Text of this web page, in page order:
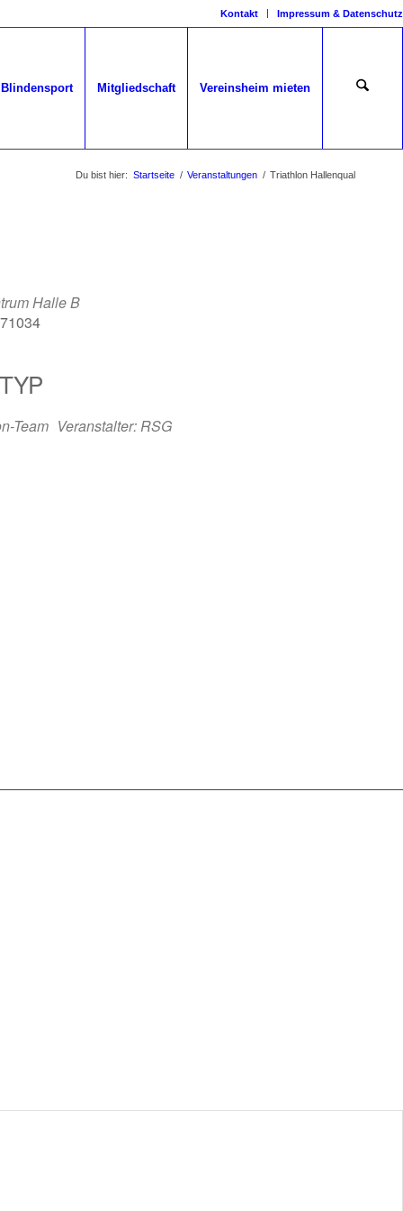
Kontakt Impressum & Datenschutz
Blindensport Mitgliedschaft Vereinsheim mieten
Du bist hier: Startseite / Veranstaltungen / Triathlon Hallenqual
Halle B
Team Veranstalter: RSG